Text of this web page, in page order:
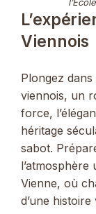
Viennois
Plongez
viennois, un
force,
héritage
sabot.
l’atmosphère
Vienne, où
d’une